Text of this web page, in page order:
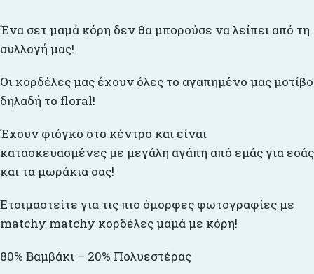
Ένα σετ μαμά κόρη δεν θα μπορούσε να λείπει από τη
συλλογή μας!
Οι κορδέλες μας έχουν όλες το αγαπημένο μας μοτίβο
δηλαδή το floral!
Έχουν φιόγκο στο κέντρο και είναι
κατασκευασμένες με μεγάλη αγάπη από εμάς για εσάς
και τα μωράκια σας!
Ετοιμαστείτε για τις πιο όμορφες φωτογραφίες με
matchy matchy κορδέλες μαμά με κόρη!
80% Βαμβάκι – 20% Πολυεστέρας